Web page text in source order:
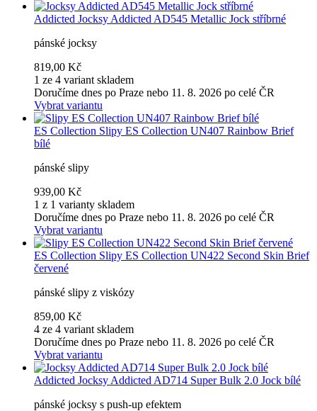
Addicted Jocksy Addicted AD545 Metallic Jock stříbrné
pánské jocksy
819,00 Kč
1 ze 4 variant skladem
Doručíme dnes po Praze nebo 11. 8. 2026 po celé ČR
Vybrat variantu
ES Collection Slipy ES Collection UN407 Rainbow Brief
bílé
pánské slipy
939,00 Kč
1 z 1 varianty skladem
Doručíme dnes po Praze nebo 11. 8. 2026 po celé ČR
Vybrat variantu
ES Collection Slipy ES Collection UN422 Second Skin Brief
červené
pánské slipy z viskózy
859,00 Kč
4 ze 4 variant skladem
Doručíme dnes po Praze nebo 11. 8. 2026 po celé ČR
Vybrat variantu
Addicted Jocksy Addicted AD714 Super Bulk 2.0 Jock bílé
pánské jocksy s push-up efektem